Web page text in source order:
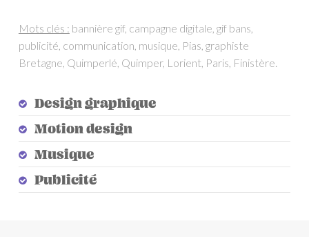
Mots clés : bannière gif, campagne digitale, gif bans,
publicité, communication, musique, Pias, graphiste
Bretagne, Quimperlé, Quimper, Lorient, Paris, Finistère.
Design graphique
Motion design
Musique
Publicité